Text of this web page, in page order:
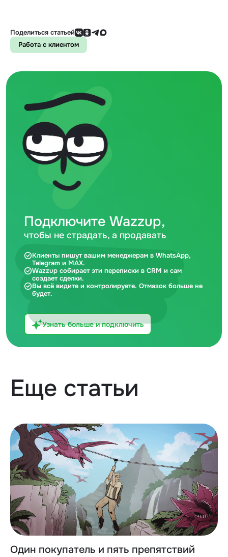
Поделиться статьей
Работа с клиентом
Подключите Wazzup,
чтобы не страдать, а продавать
Клиенты пишут вашим менеджерам в WhatsApp,
Telegram и MAX.
Wazzup собирает эти переписки в CRM и сам
создает сделки.
Вы всё видите и контролируете. Отмазок больше не
будет.
Узнать больше и подключить
Еще статьи
Один покупатель и пять препятствий